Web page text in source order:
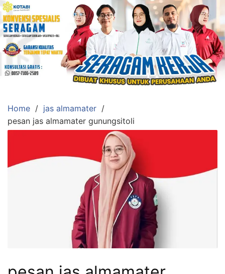
Skip
to
content
Konveksi
Toko
Abi
Baju
Seragam,
Almamater
Home
jas almamater
pesan jas almamater gunungsitoli